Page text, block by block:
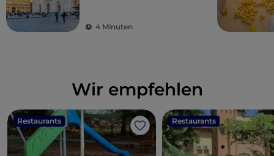
4 Minuten
Wir empfehlen
Restaurants
Like
Restaurants